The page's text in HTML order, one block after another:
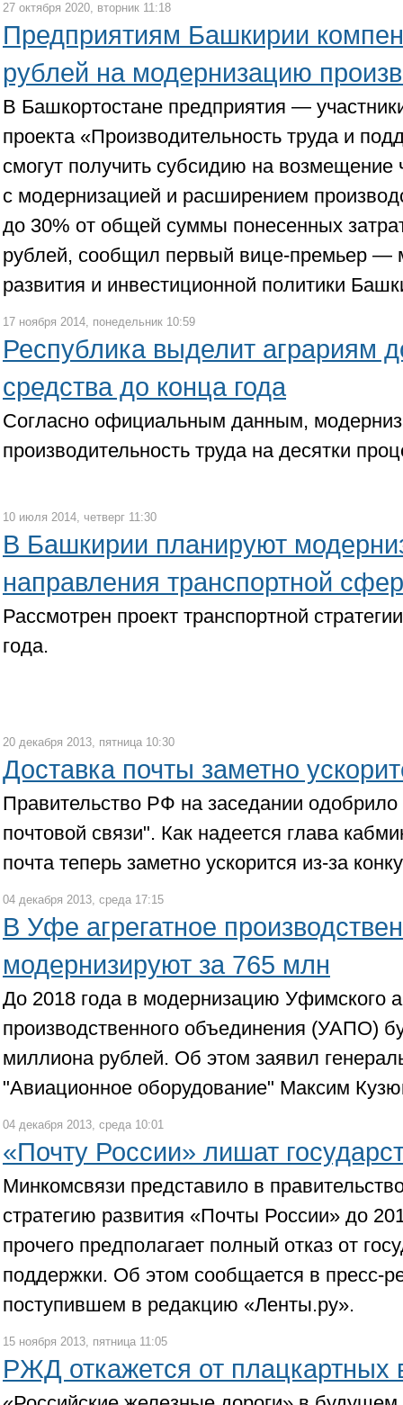
27 октября 2020, вторник 11:18
Предприятиям Башкирии
рублей на модернизацию
В Башкортостане предприятия —
проекта «Производительность труда и
смогут получить субсидию на возмещение
с модернизацией и расширением
до 30% от общей суммы понесенных
рублей, сообщил первый вице-премьер —
развития и инвестиционной политики
17 ноября 2014, понедельник 10:59
Республика выделит аграриям
средства до конца года
Согласно официальным данным,
производительность труда на десятки
10 июля 2014, четверг 11:30
В Башкирии планируют
направления транспортной
Рассмотрен проект транспортной
года.
20 декабря 2013, пятница 10:30
Доставка почты заметно
Правительство РФ на заседании одобрило
почтовой связи". Как надеется глава
почта теперь заметно ускорится из-за
04 декабря 2013, среда 17:15
В Уфе агрегатное
модернизируют за 765 млн
До 2018 года в модернизацию Уфимского
производственного объединения (УАПО)
миллиона рублей. Об этом заявил
"Авиационное оборудование" Максим
04 декабря 2013, среда 10:01
«Почту России» лишат
Минкомсвязи представило в
стратегию развития «Почты России» до
прочего предполагает полный отказ от
поддержки. Об этом сообщается в пресс-
поступившем в редакцию «Ленты.ру».
15 ноября 2013, пятница 11:05
РЖД откажется от плацкартных